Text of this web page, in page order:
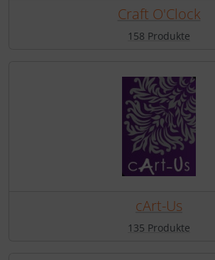
Craft O'Clock
158 Produkte
cArt-Us
135 Produkte